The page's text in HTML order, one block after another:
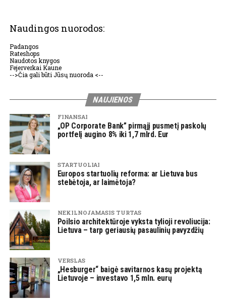
Naudingos nuorodos:
Padangos
Rateshops
Naudotos knygos
Fejerverkai Kaune
-->Čia gali būti Jūsų nuoroda <--
NAUJIENOS
FINANSAI
„OP Corporate Bank” pirmąjį pusmetį paskolų
portfelį augino 8% iki 1,7 mlrd. Eur
STARTUOLIAI
Europos startuolių reforma: ar Lietuva bus
stebėtoja, ar laimėtoja?
NEKILNOJAMASIS TURTAS
Poilsio architektūroje vyksta tylioji revoliucija:
Lietuva – tarp geriausių pasaulinių pavyzdžių
VERSLAS
„Hesburger“ baigė savitarnos kasų projektą
Lietuvoje – investavo 1,5 mln. eurų